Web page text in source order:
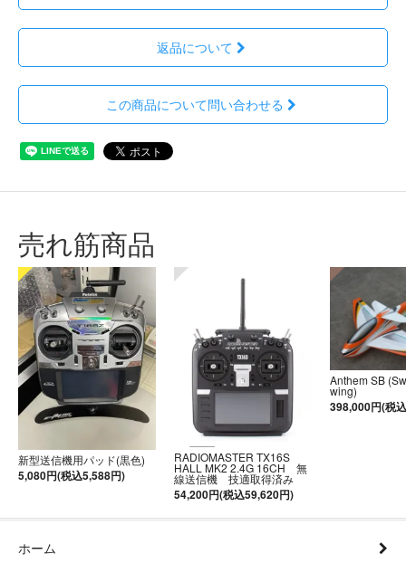
返品について
この商品について問い合わせる
売れ筋商品
新型送信機用パッド(黒色)
5,080円(税込5,588円)
RADIOMASTER TX16S
HALL MK2 2.4G 16CH 無
線送信機 技適取得済み
54,200円(税込59,620円)
Anthem SB
wing)
398,000円(税
ホーム